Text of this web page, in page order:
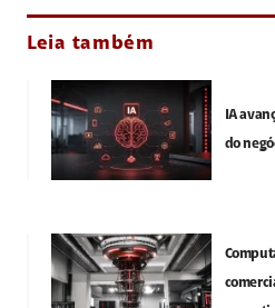
Leia também
IA
do